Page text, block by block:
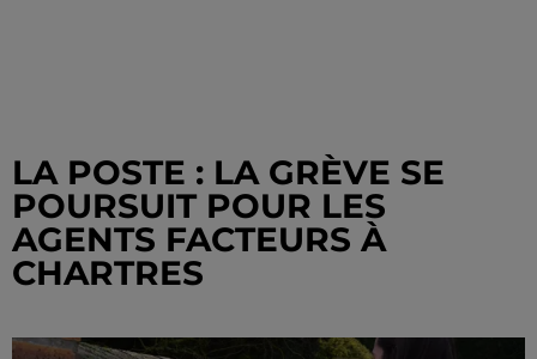
LA POSTE : LA GRÈVE SE
POURSUIT POUR LES
AGENTS FACTEURS À
CHARTRES